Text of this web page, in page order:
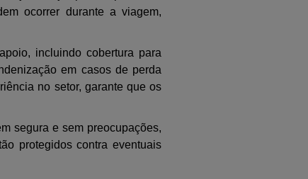
ocorrer durante a viagem,
incluindo cobertura para
em casos de perda
no setor, garante que os
segura e sem preocupações,
protegidos contra eventuais